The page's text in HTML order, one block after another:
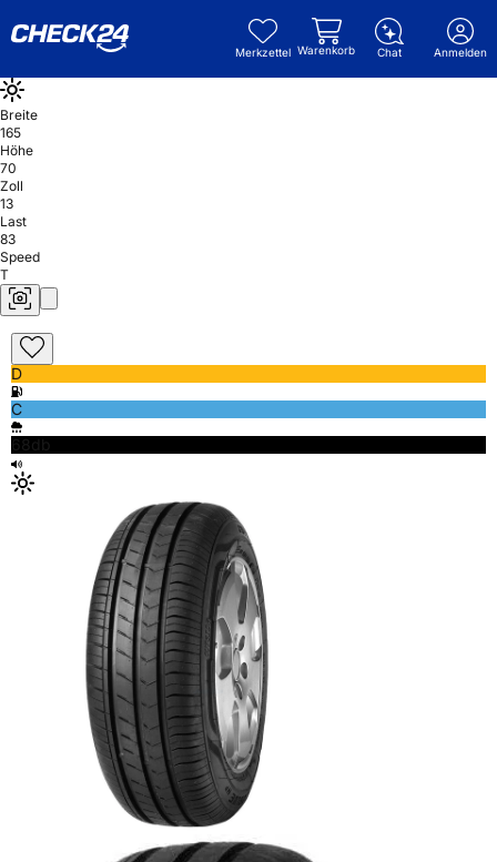
Merkzettel Warenkorb Chat Anmelden
Breite
165
Höhe
70
Zoll
13
Last
83
Speed
T
D
C
68db